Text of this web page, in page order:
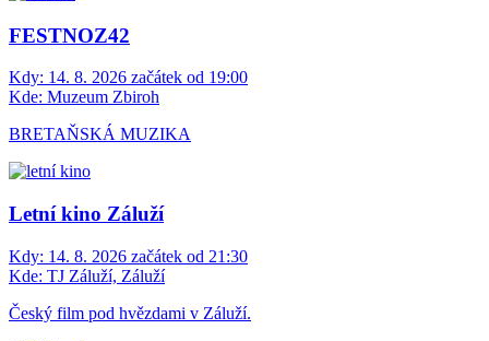
FESTNOZ42
Kdy: 14. 8. 2026 začátek od 19:00
Kde: Muzeum Zbiroh
BRETAŇSKÁ MUZIKA
Letní kino Záluží
Kdy: 14. 8. 2026 začátek od 21:30
Kde: TJ Záluží, Záluží
Český film pod hvězdami v Záluží.